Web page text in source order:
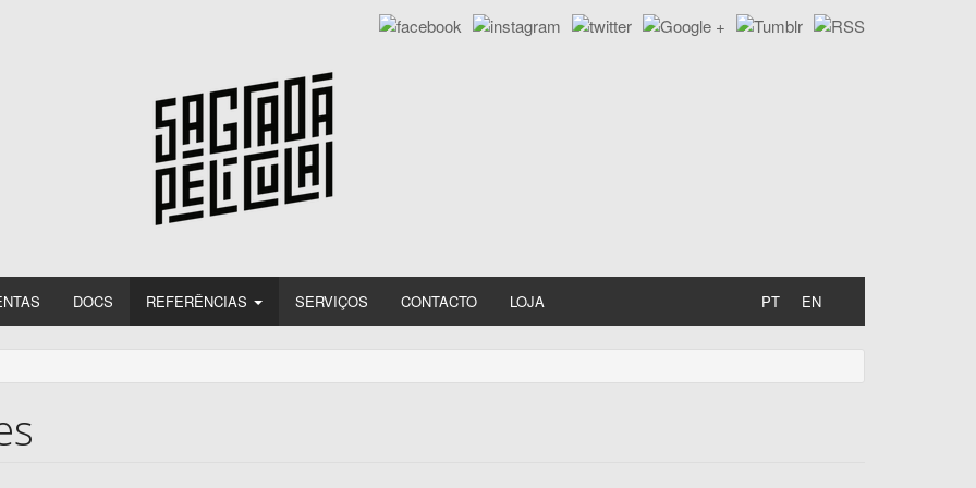
DOCS REFERÊNCIAS SERVIÇOS CONTACTO LOJA PT EN